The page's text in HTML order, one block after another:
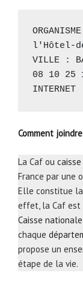
l'Hôtel-
VILLE :
08 10 25
INTERNET
Comment joindre
La Caf ou
France par une
Elle constitue
effet, la Caf est
Caisse
chaque
propose un
étape de la vie.